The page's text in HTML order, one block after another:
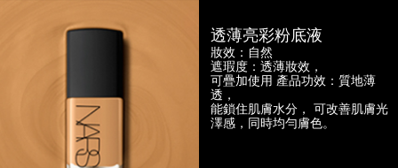
透薄亮彩粉底液
妝效：自然
遮瑕度：透薄妝效，
可疊加使用 產品功效：質地薄
透，
能鎖住肌膚水分， 可改善肌膚光
澤感， 同時均勻膚色。